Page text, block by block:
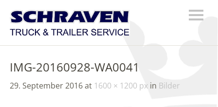
IMG-20160928-WA0041
29. September 2016at 1600 × 1200 px in Bilder